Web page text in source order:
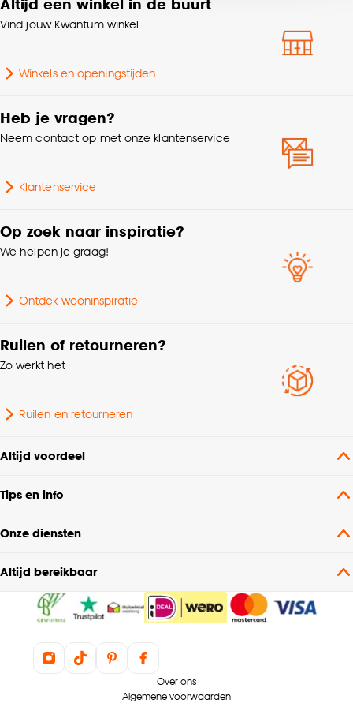
voor kiezen om bepaalde cookies wel of niet te
accepteren door op ‘Cookies aanpassen’ te
Goed om te weten is dat je deze keuze altijd nog
cookieverklaring
Op pootjes
Vind jouw Kwantum winkel
Winkels en openingstijden
Heb je vragen?
Neem contact op met onze klantenservice
Klantenservice
Op zoek naar inspiratie?
We helpen je graag!
Ontdek wooninspiratie
Ruilen of retourneren?
Zo werkt het
Ruilen en retourneren
Altijd voordeel
Tips en info
Onze diensten
Altijd bereikbaar
Over ons
Algemene voorwaarden